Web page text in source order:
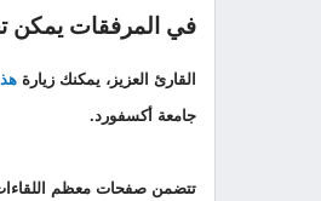
في المرفقات يمكن
القارئ العزيز، يمكنك زيارة
جامعة أكسفورد.
تتضمن صفحات معظم